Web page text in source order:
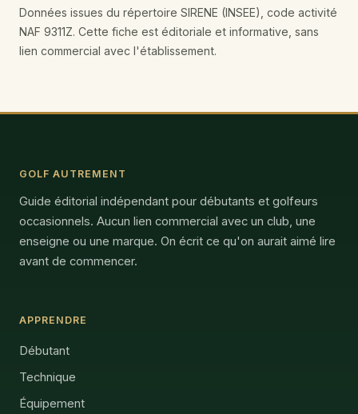
Données issues du répertoire SIRENE (INSEE), code activité
NAF 9311Z. Cette fiche est éditoriale et informative, sans
lien commercial avec l'établissement.
GOLF AUTREMENT
Guide éditorial indépendant pour débutants et golfeurs
occasionnels. Aucun lien commercial avec un club, une
enseigne ou une marque. On écrit ce qu'on aurait aimé lire
avant de commencer.
APPRENDRE
Débutant
Technique
Équipement